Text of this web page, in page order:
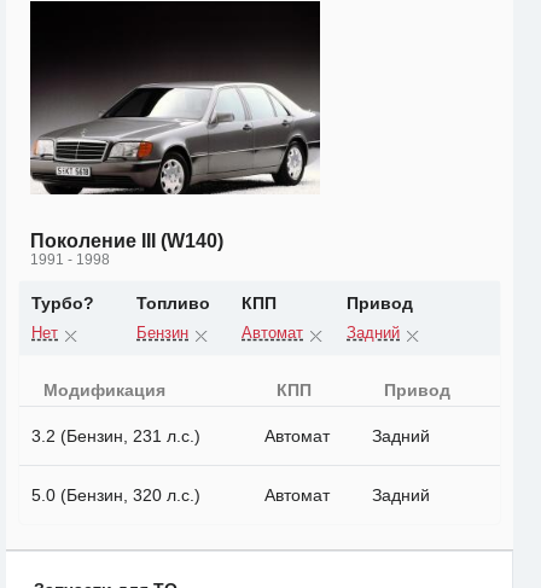
Поколение III (W140)
1991 - 1998
Турбо?
Нет
Топливо
Бензин
КПП
Автомат
Привод
Задний
Модификация КПП Привод
3.2 (Бензин, 231 л.с.) Автомат Задний
5.0 (Бензин, 320 л.с.) Автомат Задний